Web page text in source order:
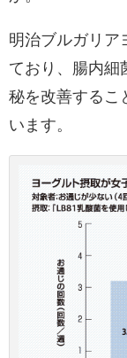
明治ブルガリア
ており、腸内細
秘を改善するこ
います。